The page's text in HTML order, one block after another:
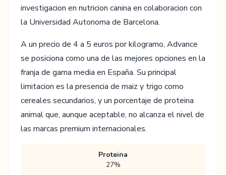
investigacion en nutricion canina en colaboracion con
la Universidad Autonoma de Barcelona.
A un precio de 4 a 5 euros por kilogramo, Advance
se posiciona como una de las mejores opciones en la
franja de gama media en España. Su principal
limitacion es la presencia de maiz y trigo como
cereales secundarios, y un porcentaje de proteina
animal que, aunque aceptable, no alcanza el nivel de
las marcas premium internacionales.
Proteina
27%